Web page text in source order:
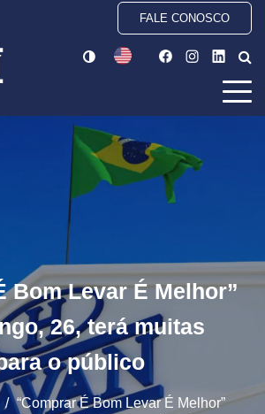
FALE CONOSCO
Bom Levar É Melhor”
26, terá muitas
o público
/ “Comprar É Bom Levar É Melhor”